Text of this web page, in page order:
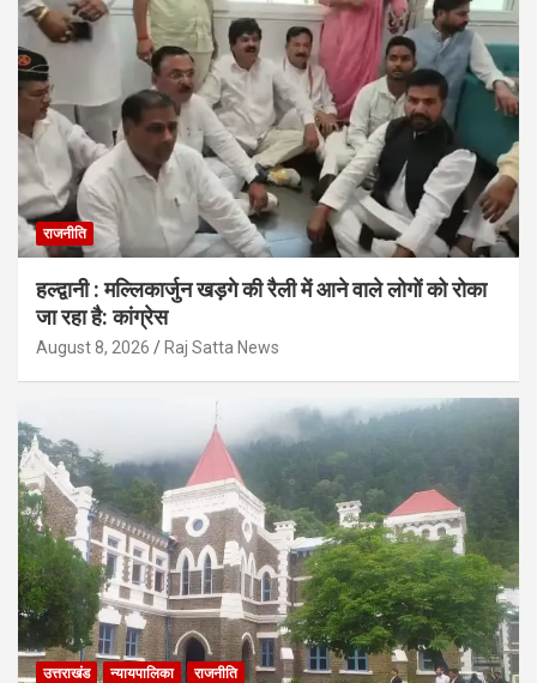
राजनीति
हल्द्वानी : मल्लिकार्जुन खड़गे की रैली में आने वाले लोगों को रोका
जा रहा है: कांग्रेस
August 8, 2026 Raj Satta News
उत्तराखंड न्यायपालिका राजनीति